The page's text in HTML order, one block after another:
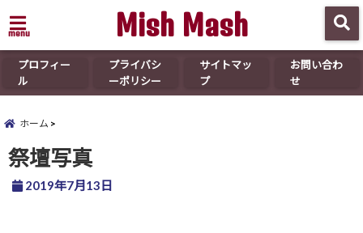
menu Mish Mash
プロフィー
ル
プライバシ
ーポリシー
サイトマッ
プ
お問い合わ
せ
ホーム
祭壇写真
2019年7月13日